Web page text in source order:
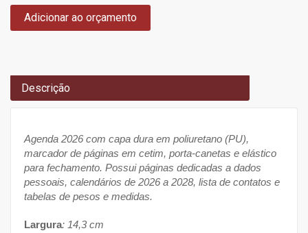
Adicionar ao orçamento
Descrição
Agenda 2026 com capa dura em poliuretano (PU),
marcador de páginas em cetim, porta-canetas e elástico
para fechamento. Possui páginas dedicadas a dados
pessoais, calendários de 2026 a 2028, lista de contatos e
tabelas de pesos e medidas.
Largura: 14,3 cm